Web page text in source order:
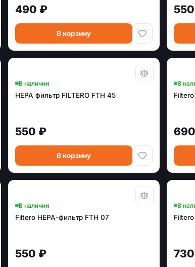
490 ₽
В корзину
В наличии
HEPA фильтр FILTERO FTH 45
550 ₽
В корзину
В
В наличии
Filtero HEPA-фильтр FTH 07
550 ₽
В